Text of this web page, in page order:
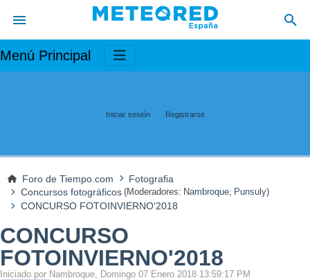
Menú Principal
Iniciar sesión Registrarse
Foro de Tiempo.com
Fotografia
Concursos fotográficos (Moderadores: Nambroque, Punsuly)
CONCURSO FOTOINVIERNO'2018
CONCURSO
FOTOINVIERNO'2018
Iniciado por Nambroque, Domingo 07 Enero 2018 13:59:17 PM